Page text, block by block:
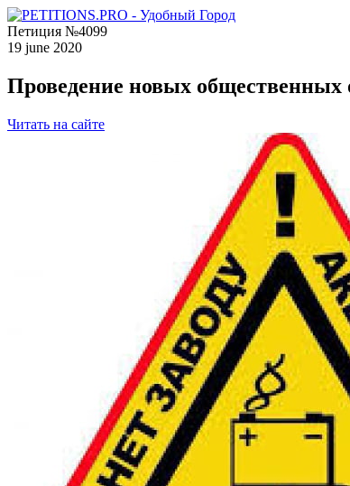
Петиция №4099
19 june 2020
Проведение новых общественных
Читать на сайте